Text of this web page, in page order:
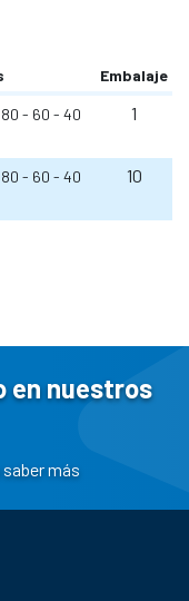
Embalaje
80 60 40 1
80 60 40 10
en nuestros
más